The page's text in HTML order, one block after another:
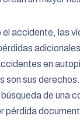
accidente, las
en
son sus
de una
pérdida